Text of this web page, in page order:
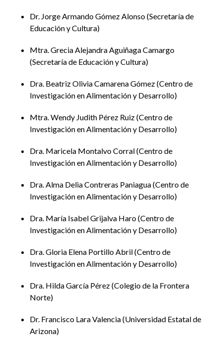
Jiménez Salcido, María Idalia Moroyoqui Félix y
Jesús Leonel Sandoval Solís,
Incluir para transformar: estrategias para
estudiantes en situación de vulnerabilidad
Blanca Aurelia Valenzuela, Reyna de los Ángeles
Campa Álvarez, Manuela Guillén Lúgigo y Danetzy
TecnológicosyUniversidad de Sonora
escuela: políticas y estrategias institucionales
Flores Heredia y María Fernanda Núñez Salazar,
Universidad Kino
Proceso de inclusión educativa de estudiantes
con discapacidad en COBACH Sonora
Maribel Pallanez Murrieta,Universidad Estatal de
Sonora
Mesa de discusión:Educación inclusiva y acceso al
aprendizaje (bloque 2)
Horario: 17:00 a 19:00 horas UTC -7
Dr. Jorge Armando Gómez Alonso Secretaría de
Educación y Cultura
Mtra. Grecia Alejandra Aguiñaga Camargo
Secretaría de Educación y Cultura
Dra. Beatriz Olivia Camarena Gómez Centro de
Investigación en Alimentación y Desarrollo
Mtra. Wendy Judith Pérez Ruiz Centro de
Investigación en Alimentación y Desarrollo
Dra. Maricela Montalvo Corral Centro de
Investigación en Alimentación y Desarrollo
Dra. Alma Delia Contreras Paniagua Centro de
Investigación en Alimentación y Desarrollo
Dra. María Isabel Grijalva Haro Centro de
Investigación en Alimentación y Desarrollo
Dra. Gloria Elena Portillo Abril Centro de
Investigación en Alimentación y Desarrollo
Dra. Hilda García Pérez Colegio de la Frontera
Norte
Dr. Francisco Lara Valencia Universidad Estatal de
Arizona